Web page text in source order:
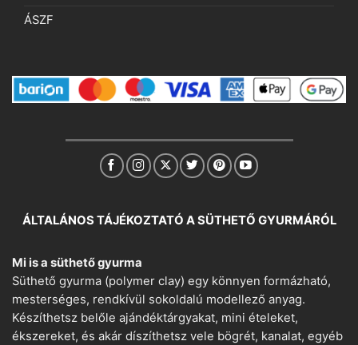
ÁSZF
ÁLTALÁNOS TÁJÉKOZTATÓ A SÜTHETŐ GYURMÁRÓL
Mi is a süthető gyurma
Süthető gyurma (polymer clay) egy könnyen formázható,
mesterséges, rendkívül sokoldalú modellező anyag.
Készíthetsz belőle ajándéktárgyakat, mini ételeket,
ékszereket, és akár díszíthetsz vele bögrét, kanalat, egyéb